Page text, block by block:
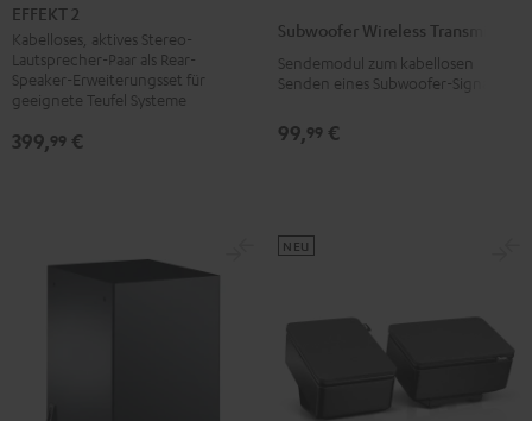
2
Schwarz
2
Weiß
EFFEKT 2
Kabelloses, aktives Stereo-
Lautsprecher-Paar als Rear-
Speaker-Erweiterungsset für
geeignete Teufel Systeme
399,99 €
Transmitter
Schwarz
Subwoofer Wireless Transmitter
Sendemodul zum kabellosen
Senden eines Subwoofer-Signals
99,99 €
NEU